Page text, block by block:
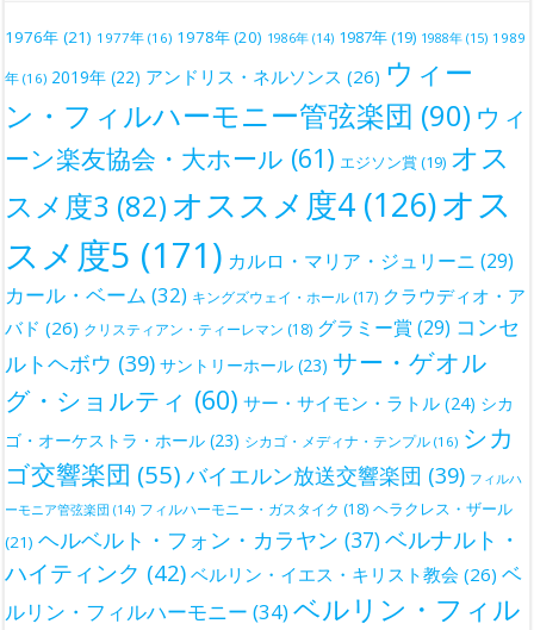
1976年 (21) 1977年 (16) 1978年(20) 1986年 (14) 1987年(19) 1988年 (15) 1989
年 (16) 2019年 (22) アンドリス・ネルソンス (26) ウィー
ン・フィルハーモニー管弦楽団 (90) ウィ
ーン楽友協会・大ホール (61) エジソン賞(19) オス
スメ度3 (82) オススメ度4 (126)オス
スメ度5 (171) カルロ・マリア・ジュリーニ (29)
カール・ベーム (32) キングズウェイ・ホール (17) クラウディオ・ア
バド (26) クリスティアン・ティーレマン (18) グラミー賞 (29) コンセ
ルトヘボウ (39) サントリーホール (23) サー・ゲオル
グ・ショルティ (60) サー・サイモン・ラトル (24) シカ
ゴ・オーケストラ・ホール (23) シカゴ・メディナ・テンプル (16) シカ
ゴ交響楽団 (55) バイエルン放送交響楽団 (39) フィルハ
ーモニア管弦楽団 (14) フィルハーモニー・ガスタイク (18) ヘラクレス・ザール
(21) ヘルベルト・フォン・カラヤン (37)ベルナルト・
ハイティンク (42) ベルリン・イエス・キリスト教会 (26) ベ
ルリン・フィルハーモニー (34)ベルリン・フィル